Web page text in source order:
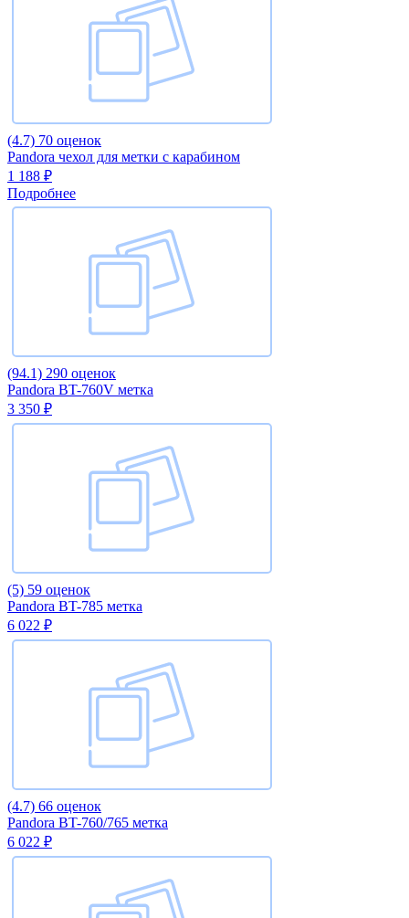
(4.7) 70 оценок
Pandora чехол для метки с карабином
1 188 ₽
Подробнее
(94.1) 290 оценок
Pandora BT-760V метка
3 350 ₽
(5) 59 оценок
Pandora BT-785 метка
6 022 ₽
(4.7) 66 оценок
Pandora BT-760/765 метка
6 022 ₽